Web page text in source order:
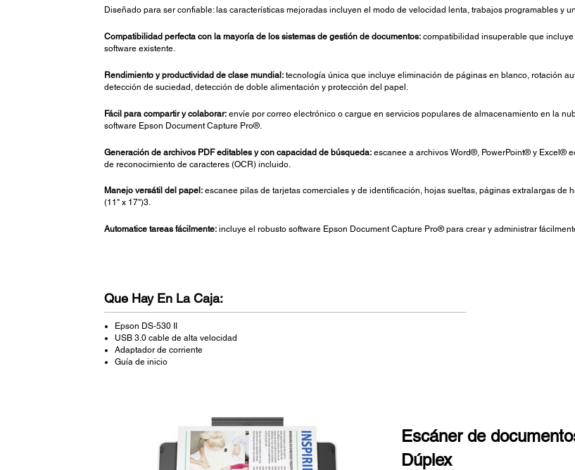
Diseñado para ser confiable: las características mejoradas incluyen el modo de velocidad lenta, trabajos programables y
Compatibilidad perfecta con la mayoría de los sistemas de gestión de documentos:compatibilidad insuperable que incluye
software existente.
Rendimiento y productividad de clase mundial:tecnología única que incluye eliminación de páginas en blanco, rotación
detección de suciedad, detección de doble alimentación y protección del papel.
Fácil para compartir y colaborar:envíe por correo electrónico o cargue en servicios populares de almacenamiento en la
software Epson Document Capture Pro®.
Generación de archivos PDF editables y con capacidad de búsqueda:escanee a archivos Word®, PowerPoint® y Excel®
de reconocimiento de caracteres (OCR) incluido.
Manejo versátil del papel:escanee pilas de tarjetas comerciales y de identificación, hojas sueltas, páginas extralargas de
(11" x 17")3.
Automatice tareas fácilmente:incluye el robusto software Epson Document Capture Pro® para crear y administrar
Que Hay En La Caja:
Epson DS-530 II
USB 3.0 cable de alta velocidad
Adaptador de corriente
Guía de inicio
Escáner de
Dúplex